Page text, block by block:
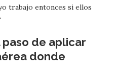
trabajo entonces si ellos
paso de aplicar
donde